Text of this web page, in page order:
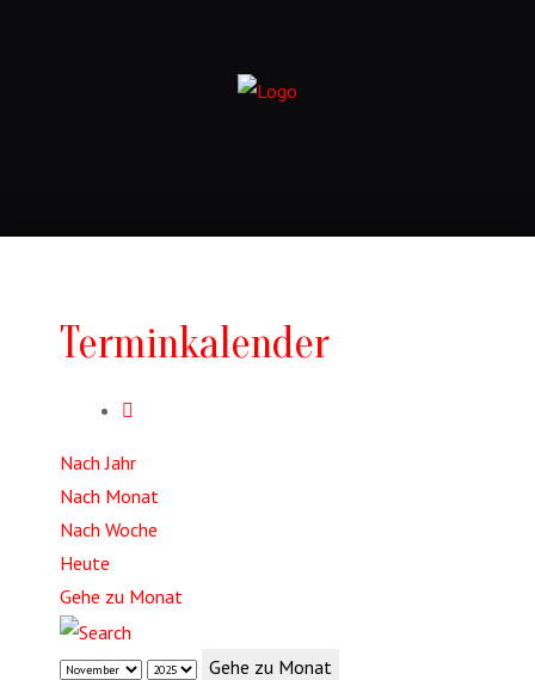
Terminkalender
Nach Jahr
Nach Monat
Nach Woche
Heute
Gehe zu Monat
Gehe zu Monat